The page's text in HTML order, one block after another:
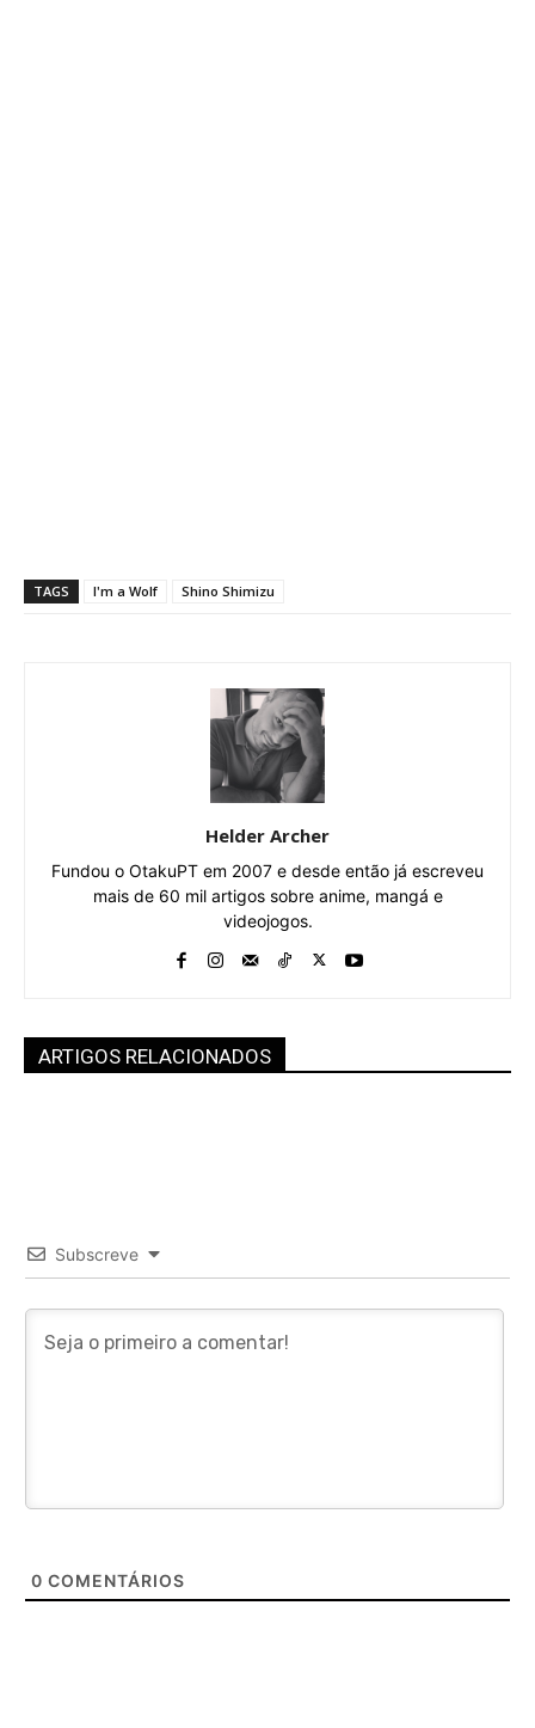
TAGS I'm a Wolf Shino Shimizu
Helder Archer
Fundou o OtakuPT em 2007 e desde então já escreveu
mais de 60 mil artigos sobre anime, mangá e
videojogos.
ARTIGOS RELACIONADOS
Subscreve
0 COMENTÁRIOS